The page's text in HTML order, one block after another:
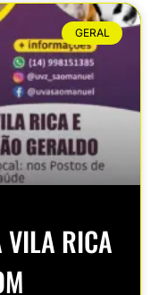
GERAL
VILA RICA